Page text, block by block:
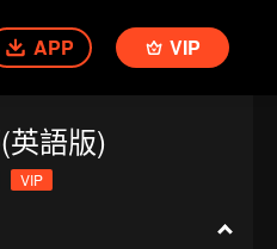
APP VIP
英語版)
VIP